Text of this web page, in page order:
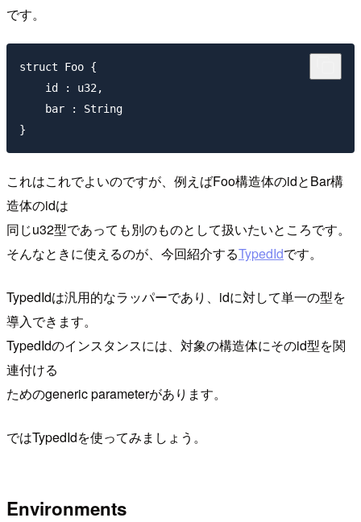
です。
struct Foo {
    id : u32,
    bar : String
これはこれでよいのですが、例えばFoo構造体のidとBar構
造体のidは
同じu32型であっても別のものとして扱いたいところです。
そんなときに使えるのが、今回紹介するTypedIdです。
TypedIdは汎用的なラッパーであり、idに対して単一の型を
導入できます。
TypedIdのインスタンスには、対象の構造体にそのid型を関
連付ける
ためのgeneric parameterがあります。
ではTypedIdを使ってみましょう。
Environments